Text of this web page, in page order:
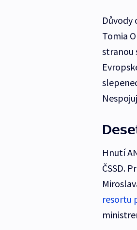
Důvody
Tomia
stranou
Hnutí
ČSSD.
resortu